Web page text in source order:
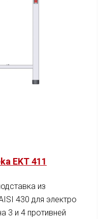
EKT 411
из
430 для электро
3 и 4 противней